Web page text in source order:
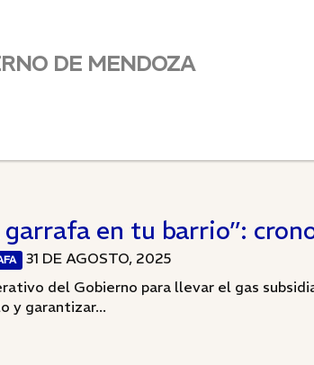
DE MENDOZA
garrafa en tu barrio”:
31 DE AGOSTO, 2025
del Gobierno para llevar el gas
y garantizar...